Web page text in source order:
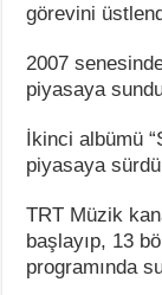
görevini
2007
piyasaya
İkinci albümü
piyasaya
TRT Müzik
başlayıp, 13
programında